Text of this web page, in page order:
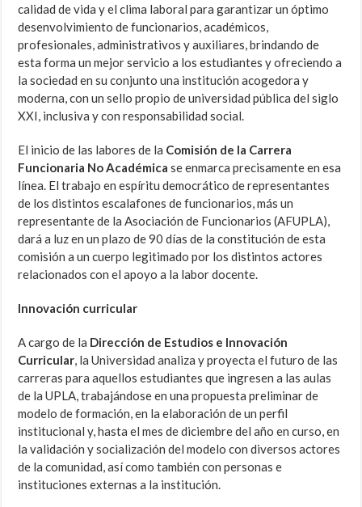
calidad de vida y el clima laboral para garantizar un óptimo
desenvolvimiento de funcionarios, académicos,
profesionales, administrativos y auxiliares, brindando de
esta forma un mejor servicio a los estudiantes y ofreciendo a
la sociedad en su conjunto una institución acogedora y
moderna, con un sello propio de universidad pública del siglo
XXI, inclusiva y con responsabilidad social.
El inicio de las labores de la Comisión de la Carrera
Funcionaria No Académica se enmarca precisamente en esa
línea. El trabajo en espíritu democrático de representantes
de los distintos escalafones de funcionarios, más un
representante de la Asociación de Funcionarios (AFUPLA),
dará a luz en un plazo de 90 días de la constitución de esta
comisión a un cuerpo legitimado por los distintos actores
relacionados con el apoyo a la labor docente.
Innovación curricular
A cargo de la Dirección de Estudios e Innovación
Curricular, la Universidad analiza y proyecta el futuro de las
carreras para aquellos estudiantes que ingresen a las aulas
de la UPLA, trabajándose en una propuesta preliminar de
modelo de formación, en la elaboración de un perfil
institucional y, hasta el mes de diciembre del año en curso, en
la validación y socialización del modelo con diversos actores
de la comunidad, así como también con personas e
instituciones externas a la institución.